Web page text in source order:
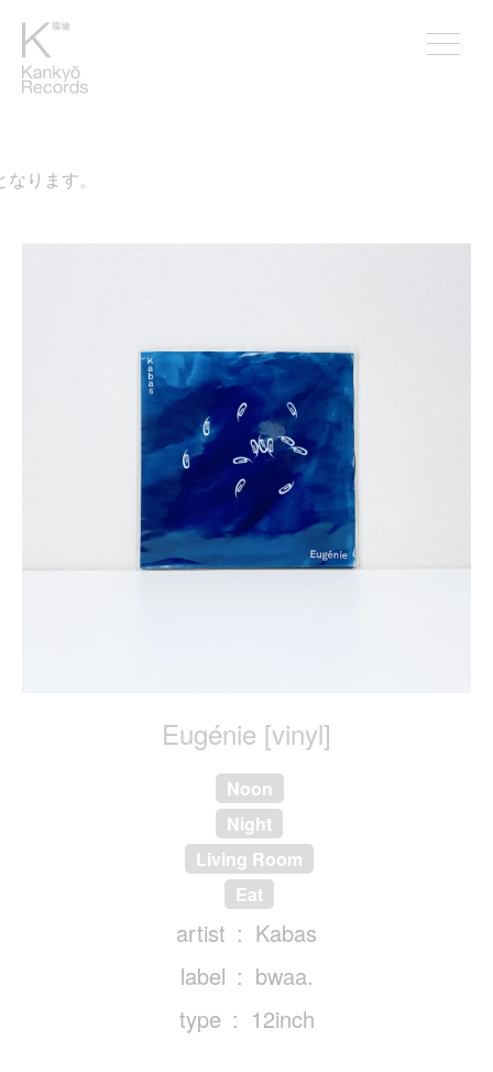
ります。
Eugénie [vinyl]
Noon
Night
Living Room
Eat
artist
Kabas
label
bwaa.
type
12inch